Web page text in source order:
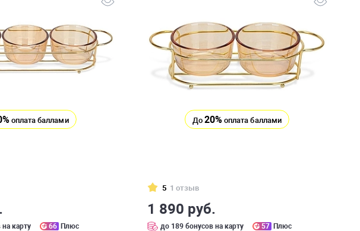
оплата баллами
карту 66 Плюс
До 20% оплата баллами
5 1 отзыв
1 890 руб.
до 189 бонусов на карту 57 Плюс